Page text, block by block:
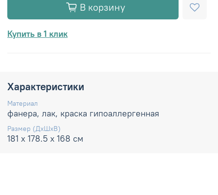
В корзину
Купить в 1 клик
Характеристики
Материал
фанера, лак, краска гипоаллергенная
Размер (ДхШхВ)
181 х 178.5 х 168 см